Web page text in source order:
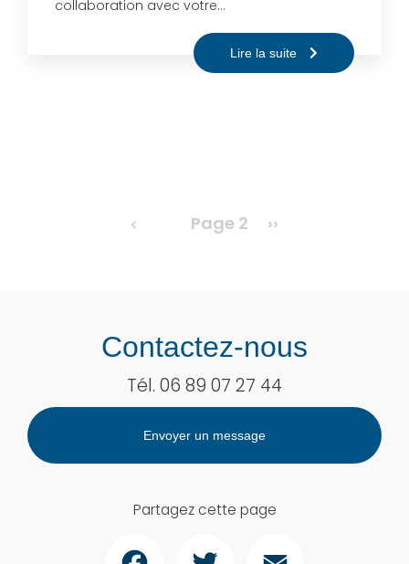
collaboration avec votre…
Lire la suite
Page 2
Page
››
Contactez-nous
Tél. 06 89 07 27 44
Envoyer un message
Partagez cette page